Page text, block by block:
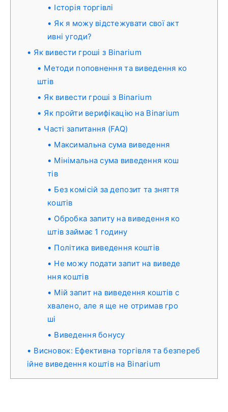
Історія торгівлі
Як я можу відстежувати свої акт
ивні угоди?
Як вивести гроші з Binarium
Методи поповнення та виведення ко
штів
Як вивести гроші з Binarium
Як пройти верифікацію на Binarium
Часті запитання (FAQ)
Максимальна сума виведення
Мінімальна сума виведення кош
тів
Без комісій за депозит та зняття
коштів
Обробка запиту на виведення ко
штів займає 1 годину
Політика виведення коштів
Не можу подати запит на виведе
ння коштів
Мій запит на виведення коштів с
хвалено, але я ще не отримав гро
ші
Виведення бонусу
Висновок: Ефективна торгівля та безпереб
ійне виведення коштів на Binarium